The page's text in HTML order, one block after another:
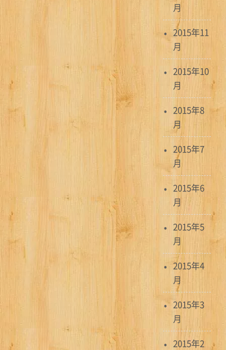
月
2015年11
月
2015年10
月
2015年8
月
2015年7
月
2015年6
月
2015年5
月
2015年4
月
2015年3
月
2015年2